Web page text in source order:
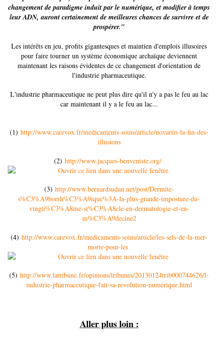
changement de paradigme induit par le numérique, et modifier à temps
leur ADN, auront certainement de meilleures chances de survivre et de
prospérer."
Les intérêts en jeu, profits gigantesques et maintien d'emplois illusoires
pour faire tourner un système économique archaïque deviennent
maintenant les raisons évidentes de ce changement d'orientation de
l'industrie pharmaceutique.
L'industrie pharmaceutique ne peut plus dire qu'il n'y a pas le feu au lac
car maintenant il y a le feu au lac...
(1) http://www.carevox.fr/medicaments-soins/article/novartis-la-fin-des-
illusions
(2) http://www.jacques-benveniste.org/
(3) http://www.bernardsudan.net/post/Dermite-
s%C3%A9borrh%C3%A9ique%3A-la-plus-grande-imposture-du-
vingti%C3%A8me-si%C3%A8cle-en-dermatologie-et-en-
m%C3%A9decine2
(4) http://www.carevox.fr/medicaments-soins/article/les-sels-de-la-mer-
morte-pour-les
(5) http://www.latribune.fr/opinions/tribunes/20130124trib000744626/l-
industrie-pharmaceutique-fait-sa-revolution-numerique.html
Aller plus loin :